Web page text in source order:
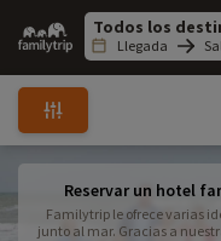
Family
trip
Llegada
Reservar un hotel
Familytrip le ofrece varias
junto al mar. Gracias a